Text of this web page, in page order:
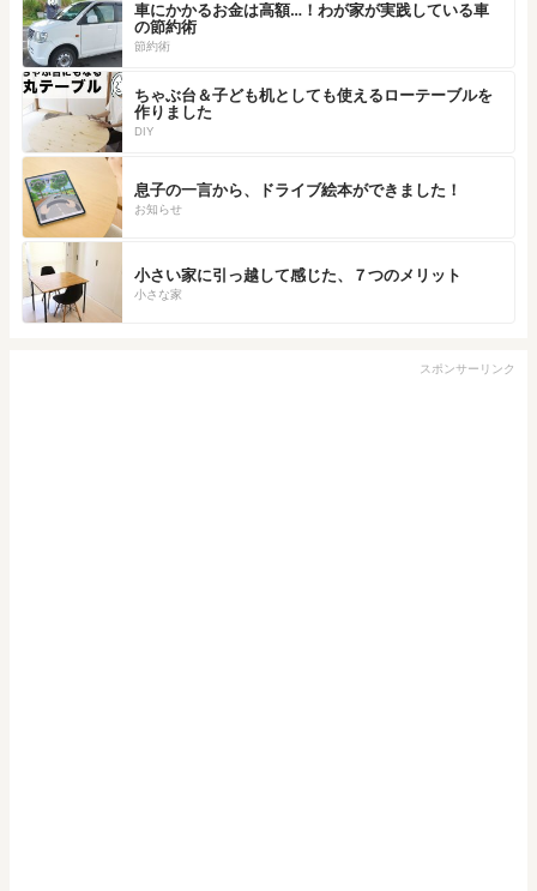
車にかかるお金は高額…！わが家が実践している車
の節約術
節約術
ちゃぶ台＆子ども机としても使えるローテーブルを
作りました
DIY
息子の一言から、ドライブ絵本ができました！
お知らせ
小さい家に引っ越して感じた、７つのメリット
小さな家
スポンサーリンク